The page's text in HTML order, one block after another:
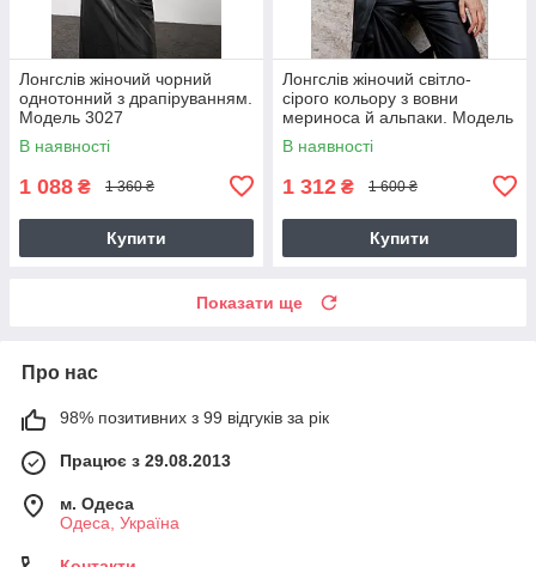
Лонгслів жіночий чорний
однотонний з драпіруванням.
Модель 3027
В наявності
1 088 ₴ 1 360 ₴
Купити
Лонгслів жіночий світло-
сірого кольору з вовни
мериноса й альпаки. Модель
2777
В наявності
1 312 ₴ 1 600 ₴
Купити
Показати ще
Про нас
98% позитивних з 99 відгуків за рік
Працює з 29.08.2013
м. Одеса
Одеса, Україна